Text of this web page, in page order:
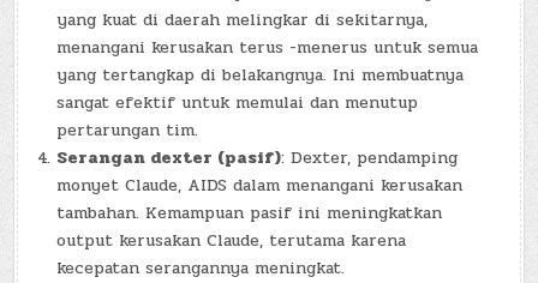
yang kuat di daerah melingkar di sekitarnya,
menangani kerusakan terus -menerus untuk semua
yang tertangkap di belakangnya. Ini membuatnya
sangat efektif untuk memulai dan menutup
pertarungan tim.
Serangan dexter (pasif): Dexter, pendamping
monyet Claude, AIDS dalam menangani kerusakan
tambahan. Kemampuan pasif ini meningkatkan
output kerusakan Claude, terutama karena
kecepatan serangannya meningkat.